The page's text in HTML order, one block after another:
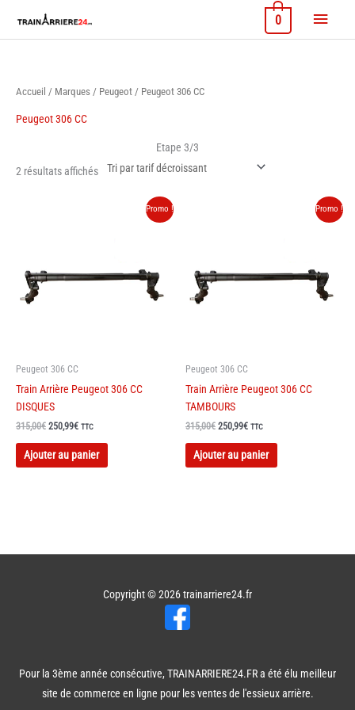
contenu
Menu
0
Accueil / Marques / Peugeot / Peugeot 306 CC
Peugeot 306 CC
Etape 3/3
2 résultats affichésTrié
décroissant
Promo !
Peugeot 306 CC
Train Arrière Peugeot 306 CC
DISQUES
315,00€ Le
initial
250,99€Le
actuel
TTC
Ajouter au panier
Promo !
Peugeot 306 CC
Train Arrière Peugeot 306 CC
TAMBOURS
315,00€ Le
initial
250,99€Le
actuel
TTC
Ajouter au panier
Copyright © 2026trainarriere24.fr
Pour la 3ème année consécutive, TRAINARRIERE24.FR a été élu meilleur
site de commerce en ligne pour les ventes de l'essieux arrière.